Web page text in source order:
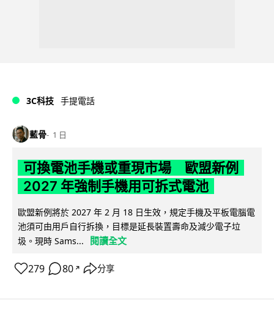
3C科技 手提電話
藍骨 1 日
可換電池手機或重現市場 歐盟新例
2027 年強制手機用可拆式電池
歐盟新例將於 2027 年 2 月 18 日生效，規定手機及平板電腦電
池須可由用戶自行拆換，目標是延長裝置壽命及減少電子垃
圾。現時 Sams...
閱讀全文
279 80 ↗ 分享